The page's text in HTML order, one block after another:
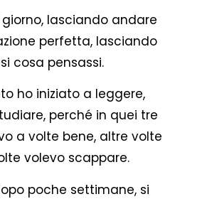
lasciando andare
perfetta, lasciando
cosa pensassi.
ho iniziato a leggere,
perché in quei tre
a volte bene, altre volte
volevo scappare.
poche settimane, si